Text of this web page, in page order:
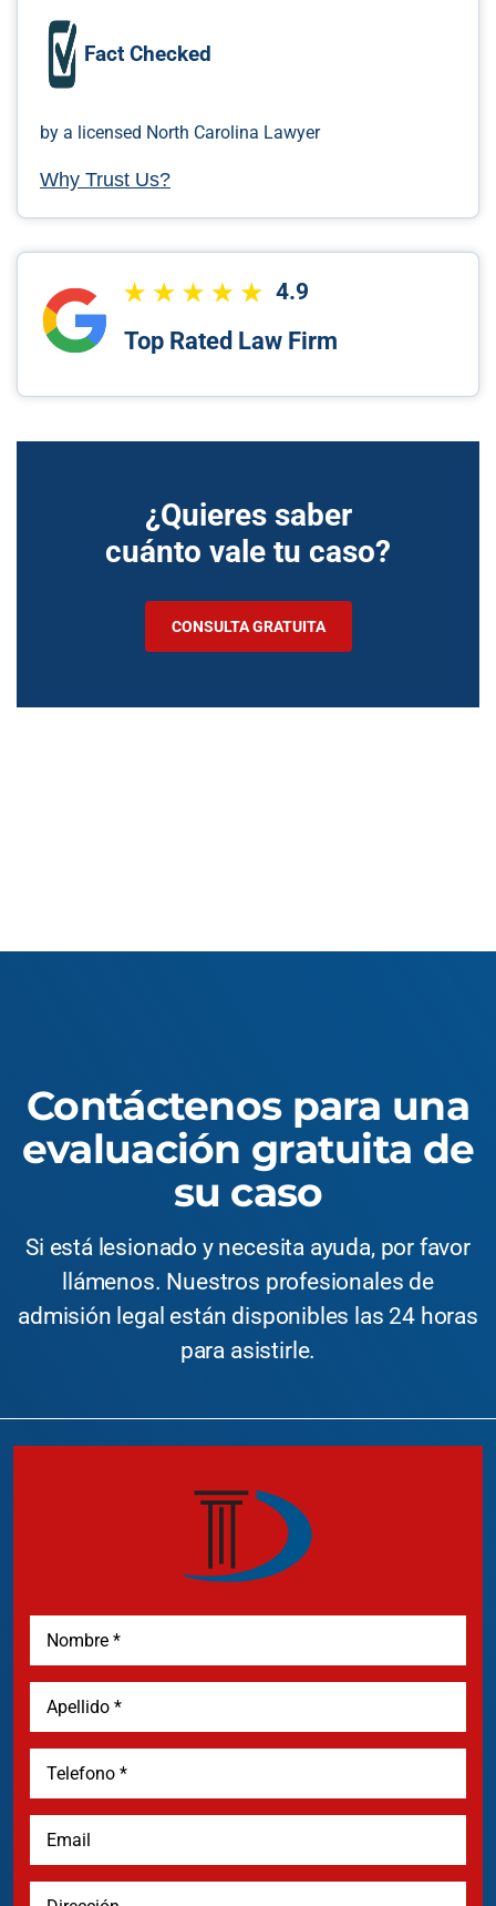
Fact Checked
by a licensed North Carolina Lawyer
Why Trust Us?
4.9
Top Rated Law Firm
¿Quieres saber
cuánto vale tu caso?
CONSULTA GRATUITA
Contáctenos para una
evaluación gratuita de
su caso
Si está lesionado y necesita ayuda, por favor
llámenos. Nuestros profesionales de
admisión legal están disponibles las 24 horas
para asistirle.